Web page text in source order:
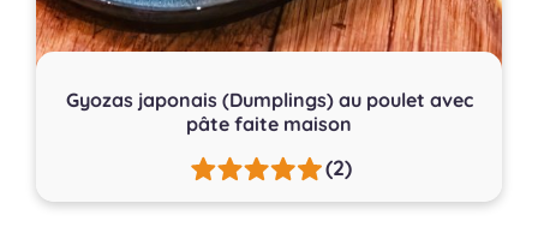
Gyozas japonais (Dumplings) au poulet avec
pâte faite maison
(2)